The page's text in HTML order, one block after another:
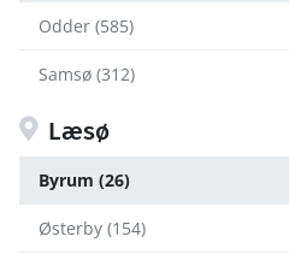
Odder (585)
Samsø (312)
Læsø
Byrum (26)
Østerby (154)